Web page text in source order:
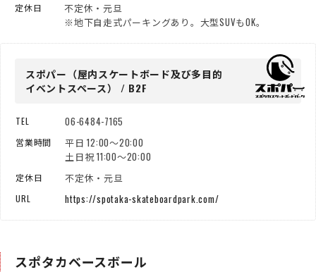
定休日
不定休・元旦
※地下自走式パーキングあり。大型SUVもOK。
スポパー（屋内スケートボード及び多目的
イベントスペース） / B2F
TEL 06-6484-7165
営業時間
平日 12:00～20:00
土日祝 11:00～20:00
定休日 不定休・元旦
URL https://spotaka-skateboardpark.com/
スポタカベースボール